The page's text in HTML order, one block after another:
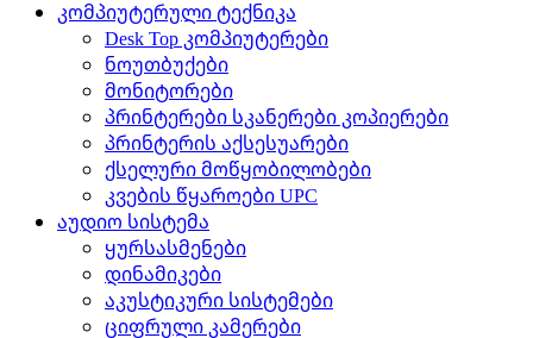
კომპიუტერული ტექნიკა
Desk Top კომპიუტერები
ნოუთბუქები
მონიტორები
პრინტერები სკანერები კოპიერები
პრინტერის აქსესუარები
ქსელური მოწყობილობები
კვების წყაროები UPC
აუდიო სისტემა
ყურსასმენები
დინამიკები
აკუსტიკური სისტემები
ციფრული კამერები